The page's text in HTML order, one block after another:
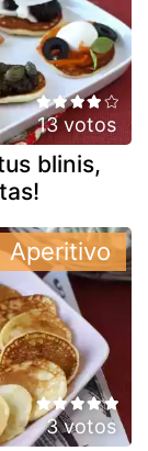
13 votos
blinis,
3 votos
Aperitivo